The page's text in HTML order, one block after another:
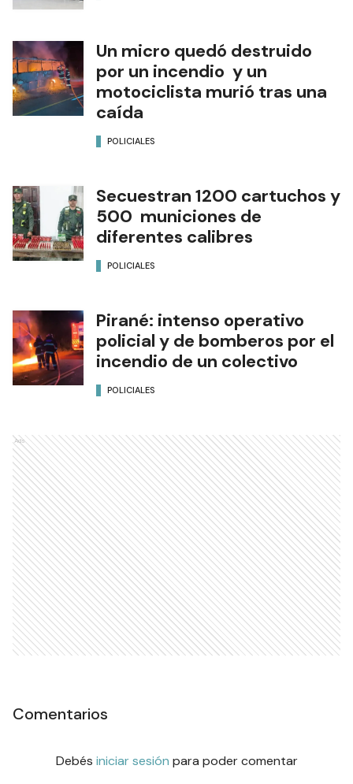
Un micro quedó destruido
por un incendio y un
motociclista murió tras una
caída
POLICIALES
Secuestran 1200 cartuchos y
500 municiones de
diferentes calibres
POLICIALES
Pirané: intenso operativo
policial y de bomberos por el
incendio de un colectivo
POLICIALES
Ads
Comentarios
Debés iniciar sesión para poder comentar